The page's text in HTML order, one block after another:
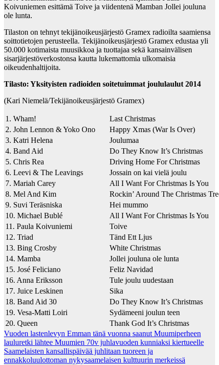
Koivuniemen esittämä Toive ja viidentenä Mamban Jollei jouluna
ole lunta.
Tilaston on tehnyt tekijänoikeusjärjestö Gramex radioilta saamiensa
soittotietojen perusteella. Tekijänoikeusjärjestö Gramex edustaa yli
50.000 kotimaista muusikkoa ja tuottajaa sekä kansainvälisen
sisarjärjestöverkostonsa kautta lukemattomia ulkomaisia
oikeudenhaltijoita.
Tilasto: Yksityisten radioiden soitetuimmat joululaulut 2014
(Kari Niemelä/Tekijänoikeusjärjestö Gramex)
1. Wham!
Last Christmas
2. John Lennon & Yoko Ono
Happy Xmas (War Is Over)
3. Katri Helena
Joulumaa
4. Band Aid
Do They Know It’s Christmas
5. Chris Rea
Driving Home For Christmas
6. Leevi & The Leavings
Jossain on kai vielä joulu
7. Mariah Carey
All I Want For Christmas Is You
8. Mel And Kim
Rockin’ Around The Christmas
9. Suvi Teräsniska
Hei mummo
10. Michael Bublé
All I Want For Christmas Is You
11. Paula Koivuniemi
Toive
12. Triad
Tänd Ett Ljus
13. Bing Crosby
White Christmas
14. Mamba
Jollei jouluna ole lunta
15. José Feliciano
Feliz Navidad
16. Anna Eriksson
Tule joulu uudestaan
17. Juice Leskinen
Sika
18. Band Aid 30
Do They Know It’s Christmas
19. Vesa-Matti Loiri
Sydämeeni joulun teen
20. Queen
Thank God It’s Christmas
Post
navigation
Vuoden lastenlevyn Emman tänä vuonna saanut Muumiperheen
lauluretki lähtee Muumien 70v juhlavuoden kunniaksi kiertueelle
Saamelaisten kansallispäivää juhlitaan tuoreen ja
ennakkoluulottoman nykysaamelaisen kulttuurin merkeissä